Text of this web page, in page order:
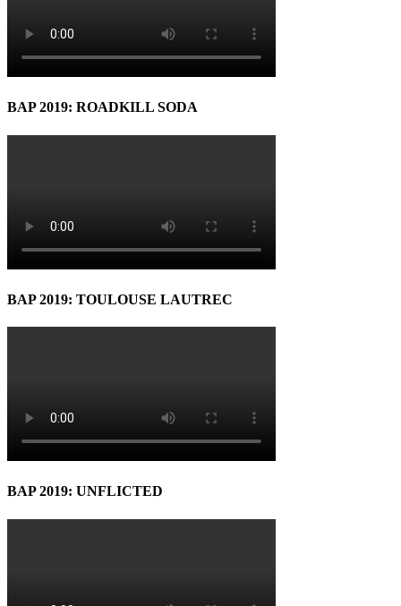
BAP 2019: ROADKILL SODA
BAP 2019: TOULOUSE LAUTREC
BAP 2019: UNFLICTED